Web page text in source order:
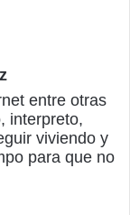
entre otras
interpreto,
viviendo y
para que no